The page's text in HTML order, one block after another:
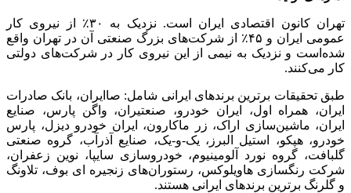
تهران کانون اقتصادی ایران است. نزدیک به ۳۰٪ از نیروی کار
عمومی ایران و ۴۵٪ از شرکت‌های بزرگ صنعتی آن در تهران واقع
شده‌است و نزدیک به نیمی از این نیروی کار در شرکت‌های دولتی
کار می‌کنند.
طبق تحقیقات برترین برندهای ایرانی شامل: صاایران، بانک صادرات
ایران، همراه اول، ایران خودرو، صنعتیران، واگن پارس، صنایع
ایران، ماشین‌سازی اراک، زر ماکارون، ایران خودرو دیزل، پارس
خودرو، هپکو، استیل البرز، یک-و-یک، صنایع آذرآب، گروه صنعتی
گلبافت، گروه نورد آلومینیوم، خودروسازی سایپا، نوین زعفران،
شرکت رنگسازی هاویلوکس، رستوران‌های زنجیره ای بوف، تلاونگ
و گلرنگ برترین برندهای ایرانی هستند.